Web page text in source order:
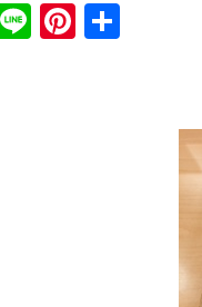
TwitterLinePinterest